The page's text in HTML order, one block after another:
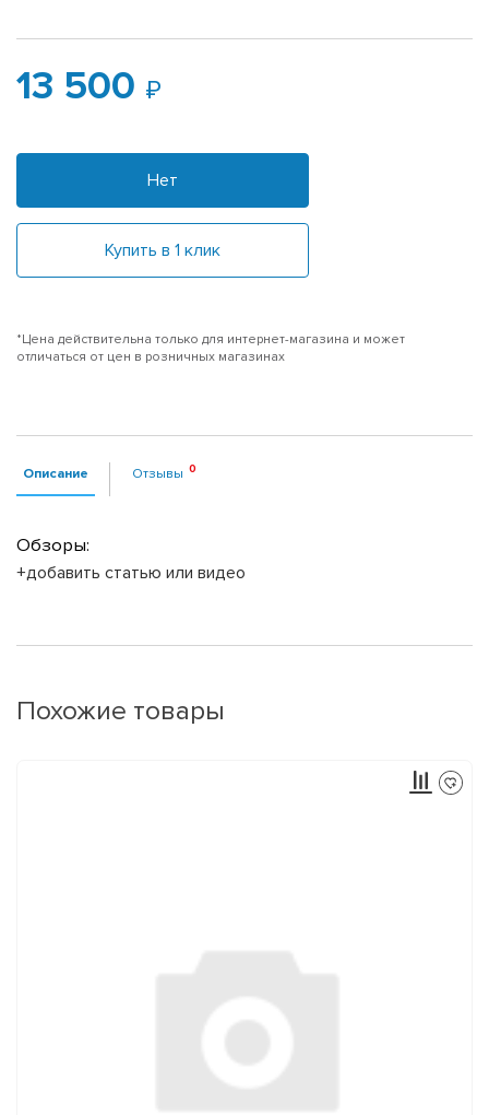
13 500
Нет
Купить в 1 клик
*Цена действительна только для интернет-магазина и может
отличаться от цен в розничных магазинах
Описание Отзывы
Обзоры:
+добавить статью или видео
Похожие товары